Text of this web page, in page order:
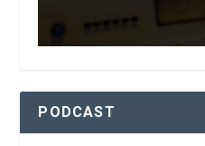
PODCAST